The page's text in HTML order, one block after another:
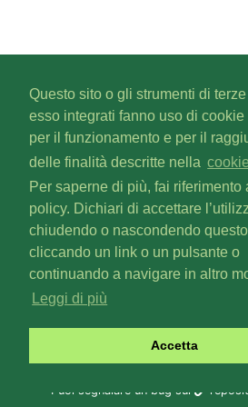
Questo sito o gli strumenti di
esso integrati fanno uso di cookie
per il funzionamento e per il
delle finalità descritte nella
Per saperne di più, fai riferimento
policy. Dichiari di accettare
chiudendo o nascondendo
cliccando un link o un pulsante o
continuando a navigare in altro
Leggi di più
Accetta
Gascalv1.6.0
Copyright © 2019-
Puoi segnalare un bug sul